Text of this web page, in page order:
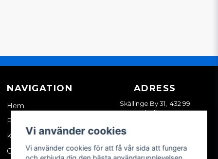
NAVIGATION
Hem
Företagskund
Kontakta oss
Om oss
ADRESS
Skällinge By 31, 432 99
Skällinge
Vi använder cookies
Vi använder cookies för att få vår sida att fungera